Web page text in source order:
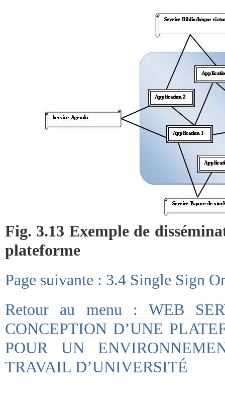
Fig. 3.13 Exemple de
plateforme
Page suivante : 3.4 Single Sign
Retour au menu : WEB
CONCEPTION D’UNE
POUR UN
TRAVAIL D’UNIVERSITÉ